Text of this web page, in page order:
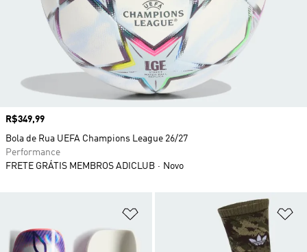
Adicionar à Lista de Desejos
Preço
R$349,99
Bola de Rua UEFA Champions League 26/27
Performance
FRETE GRÁTIS MEMBROS ADICLUB
Novo